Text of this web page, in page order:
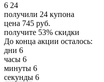
6 24
получили 24 купона
цена 745 руб.
получите 53% скидки
До конца акции осталось:
дни 6
часы 6
минуты 6
секунды 6